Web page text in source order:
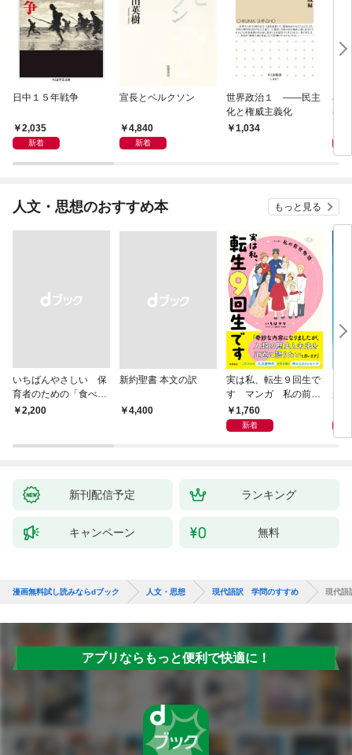
日中１５年戦争
2,035
新着
宣長とベルクソン
4,840
新着
世界政治１ ――民主
化と権威主義化
1,034
石
導
人文・思想のおすすめ本 もっと見る
いちばんやさしい 保
育者のための「食べな
い子」サポートＢＯＯ
￥2,200
新約聖書 本文の訳
￥4,400
実は私、転生９回生で
す マンガ 私の前世
物語1,760
新着
が
新刊配信予定 ランキング
キャンペーン 無料
漫画無料試し読みならdブック 人文・思想 現代語訳 学問のすすめ 現代
アプリならもっと便利で快適に！